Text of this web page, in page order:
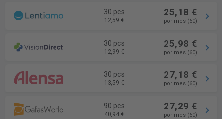
30 pcs
12,59 €
25,18 €
por mes (60)
30 pcs
12,99 €
25,98 €
por mes (60)
30 pcs
13,59 €
27,18 €
por mes (60)
90 pcs
40,94 €
27,29 €
por mes (60)